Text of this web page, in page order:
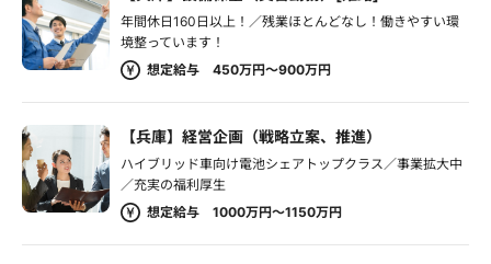
年間休日160日以上！／残業ほとんどなし！働きやすい環
境整っています！
想定給与 450万円～900万円
【兵庫】経営企画（戦略立案、推進）
ハイブリッド車向け電池シェアトップクラス／事業拡大中
／充実の福利厚生
想定給与 1000万円～1150万円